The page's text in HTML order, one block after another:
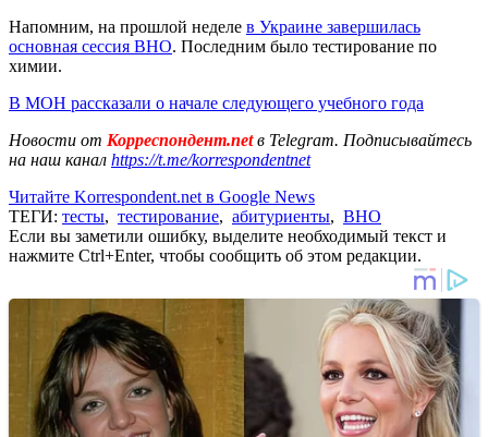
Напомним, на прошлой неделе в Украине завершилась
основная сессия ВНО. Последним было тестирование по
химии.
В МОН рассказали о начале следующего учебного года
Новости от Корреспондент.netв Telegram. Подписывайтесь
на наш канал https://t.me/korrespondentnet
Читайте Korrespondent.net в Google News
ТЕГИ: тесты, тестирование, абитуриенты, ВНО
Если вы заметили ошибку, выделите необходимый текст и
нажмите Ctrl+Enter, чтобы сообщить об этом редакции.